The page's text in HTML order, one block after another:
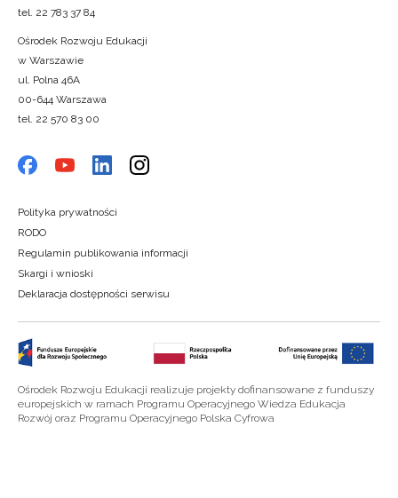
tel. 22 783 37 84
Ośrodek Rozwoju Edukacji
w Warszawie
ul. Polna 46A
00-644 Warszawa
tel. 22 570 83 00
Polityka prywatności
RODO
Regulamin publikowania informacji
Skargi i wnioski
Deklaracja dostępności serwisu
Ośrodek Rozwoju Edukacji realizuje projekty dofinansowane z funduszy
europejskich w ramach Programu Operacyjnego Wiedza Edukacja
Rozwój oraz Programu Operacyjnego Polska Cyfrowa